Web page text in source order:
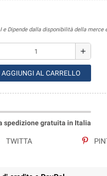
e Dipende dalla disponibilità della
add
AGGIUNGI AL CARRELLO
spedizione gratuita in Italia
TWITTA